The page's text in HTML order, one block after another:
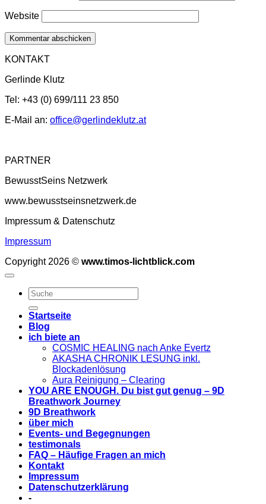
Website
KONTAKT
Gerlinde Klutz
Tel: +43 (0) 699/111 23 850
E-Mail an: office@gerlindeklutz.at
PARTNER
BewusstSeins Netzwerk
www.bewusstseinsnetzwerk.de
Impressum & Datenschutz
Impressum
Copyright 2026 © www.timos-lichtblick.com
Startseite
Blog
ich biete an
COSMIC HEALING nach Anke Evertz
AKASHA CHRONIK LESUNG inkl.
Blockadenlösung
Aura Reinigung – Clearing
YOU ARE ENOUGH. Du bist gut genug – 9D
Breathwork Journey
9D Breathwork
über mich
Events- und Begegnungen
testimonals
FAQ – Häufige Fragen an mich
Kontakt
Impressum
Datenschutzerklärung
-